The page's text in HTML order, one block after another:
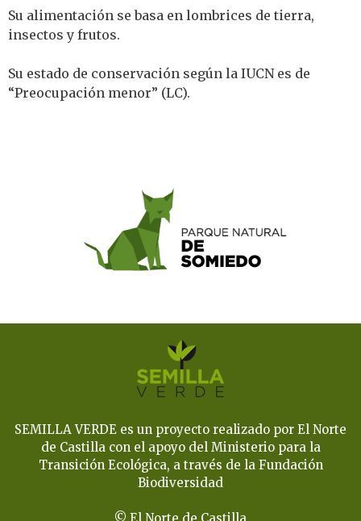
Su alimentación se basa en lombrices de tierra,
insectos y frutos.
Su estado de conservación según la IUCN es de
“Preocupación menor” (LC).
SEMILLA VERDE es un proyecto realizado por El Norte
de Castilla con el apoyo del Ministerio para la
Transición Ecológica, a través de la Fundación
Biodiversidad